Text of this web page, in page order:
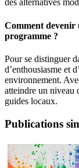
des alternatives
Comment devenir
programme ?
Pour se distinguer
d’enthousiasme et
environnement.
atteindre un niveau
guides locaux.
Publications